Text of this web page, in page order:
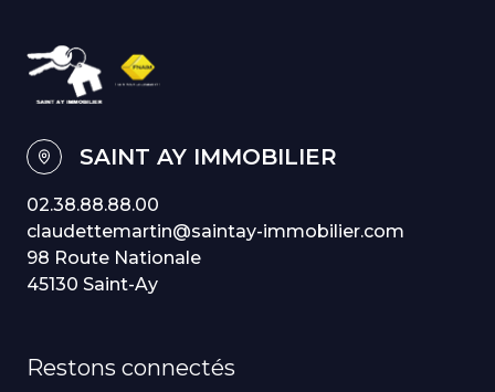
SAINT AY IMMOBILIER
02.38.88.88.00
claudettemartin@saintay-immobilier.com
98 Route Nationale
45130 Saint-Ay
Restons connectés